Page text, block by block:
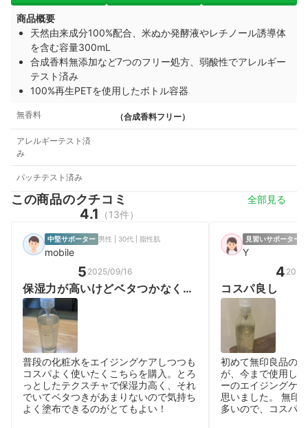
商品概要
天然由来成分100%配合、米ぬか発酵液やレチノール誘導体
を含む容量300mL
合成香料無添加など7つのフリー処方、弱酸性でアレルギー
テスト済み
100%再生PETを使用したボトル容器
無香料 （合成香料フリー）
アレルギーテスト済
み
パッチテスト済み
この商品のクチコミ 全部見る
4.1 （13件）
中堅サポーター 男性 | 30代 | 脂性肌
mobile
5 2025/09/16
保湿力が高いけどベタつかなくて
使いやすい
普段の化粧水をエイジングケアしつつも
コスパよく使いたくこちらを購入。とろ
っとしたテクスチャで保湿力高く、それ
でいてベタつきがあまりないので気持ち
よく塗布できるのがとてもよい！
見習いサポーター
Y
4
コスパ良し
初めて無印良品の
が、今まで使用し
ーのエイジングケ
思いました。 無印
多いので、コスパ